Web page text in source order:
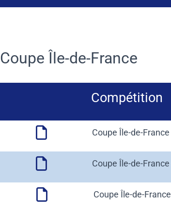
Coupe Île-de-France
Compétition
Coupe Île-de-France
Coupe Île-de-France
Coupe Île-de-France